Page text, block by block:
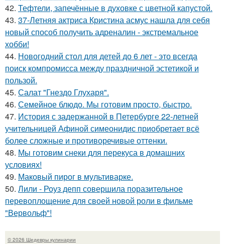
42. Тефтели, запечённые в духовке с цветной капустой.
43. 37-Летняя актриса Кристина асмус нашла для себя
новый способ получить адреналин - экстремальное
хобби!
44. Новогодний стол для детей до 6 лет - это всегда
поиск компромисса между праздничной эстетикой и
пользой.
45. Салат "Гнездо Глухаря".
46. Семейное блюдо. Мы готовим просто, быстро.
47. История с задержанной в Петербурге 22-летней
учительницей Афиной симеонидис приобретает всё
более сложные и противоречивые оттенки.
48. Мы готовим снеки для перекуса в домашних
условиях!
49. Маковый пирог в мультиварке.
50. Лили - Роуз депп совершила поразительное
перевоплощение для своей новой роли в фильме
"Вервольф"!
© 2026 Шедевры кулинарии